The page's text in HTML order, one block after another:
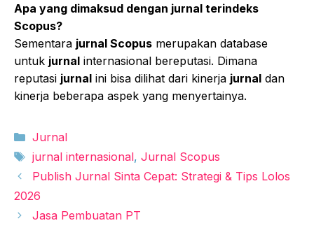
Apa yang dimaksud dengan jurnal terindeks
Scopus?
Sementara jurnal Scopus merupakan database
untuk jurnal internasional bereputasi. Dimana
reputasi jurnal ini bisa dilihat dari kinerja jurnal dan
kinerja beberapa aspek yang menyertainya.
Kategori
Jurnal
Tag
jurnal internasional, Jurnal Scopus
Publish Jurnal Sinta Cepat: Strategi & Tips Lolos
2026
Jasa Pembuatan PT